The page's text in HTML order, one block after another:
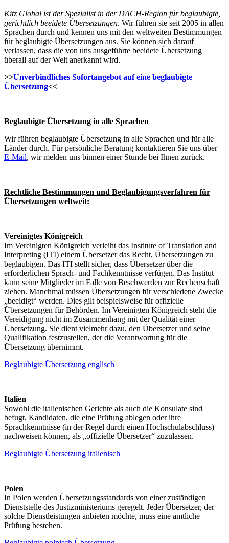
Kitz Global ist der Spezialist in der DACH-Region für beglaubigte,
gerichtlich beeidete Übersetzungen. Wir führen sie seit 2005 in allen
Sprachen durch und kennen uns mit den weltweiten Bestimmungen
für beglaubigte Übersetzungen aus. Sie können sich darauf
verlassen, dass die von uns ausgeführte beeidete Übersetzung
überall auf der Welt anerkannt wird.
>>Unverbindliches Sofortangebot auf eine beglaubigte
Übersetzung<<
Beglaubigte Übersetzung in alle Sprachen
Wir führen beglaubigte Übersetzung in alle Sprachen und für alle
Länder durch. Für persönliche Beratung kontaktieren Sie uns über
E-Mail, wir melden uns binnen einer Stunde bei Ihnen zurück.
Rechtliche Bestimmungen und Beglaubigungsverfahren für
Übersetzungen weltweit:
Vereinigtes Königreich
Im Vereinigten Königreich verleiht das Institute of Translation and
Interpreting (ITI) einem Übersetzer das Recht, Übersetzungen zu
beglaubigen. Das ITI stellt sicher, dass Übersetzer über die
erforderlichen Sprach- und Fachkenntnisse verfügen. Das Institut
kann seine Mitglieder im Falle von Beschwerden zur Rechenschaft
ziehen. Manchmal müssen Übersetzungen für verschiedene Zwecke
„beeidigt“ werden. Dies gilt beispielsweise für offizielle
Übersetzungen für Behörden. Im Vereinigten Königreich steht die
Vereidigung nicht im Zusammenhang mit der Qualität einer
Übersetzung. Sie dient vielmehr dazu, den Übersetzer und seine
Qualifikation festzustellen, der die Verantwortung für die
Übersetzung übernimmt.
Beglaubigte Übersetzung englisch
Italien
Sowohl die italienischen Gerichte als auch die Konsulate sind
befugt, Kandidaten, die eine Prüfung ablegen oder ihre
Sprachkenntnisse (in der Regel durch einen Hochschulabschluss)
nachweisen können, als „offizielle Übersetzer“ zuzulassen.
Beglaubigte Übersetzung italienisch
Polen
In Polen werden Übersetzungsstandards von einer zuständigen
Dienststelle des Justizministeriums geregelt. Jeder Übersetzer, der
solche Dienstleistungen anbieten möchte, muss eine amtliche
Prüfung bestehen.